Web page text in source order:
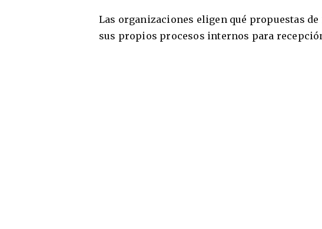
Las organizaciones eligen qué propuestas
sus propios procesos internos para